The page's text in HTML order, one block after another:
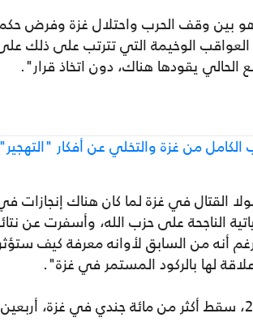
هو بين وقف الحرب واحتلال غزة وفرض
الوخيمة التي تترتب على ذلك على
الحالي يقودها هناك، دون اتخاذ قرار".
الكامل من غزة والتخلي عن أفكار "التهجير"
القتال في غزة لما كان هناك
الناجحة على حزب الله، وأسفرت عن
أنه من السابق لأوانه معرفة كيف
علاقة لها بالركود المستمر في غزة".
وأوضح أنه "هذا العام 2025، سقط أكثر من مائة جندي